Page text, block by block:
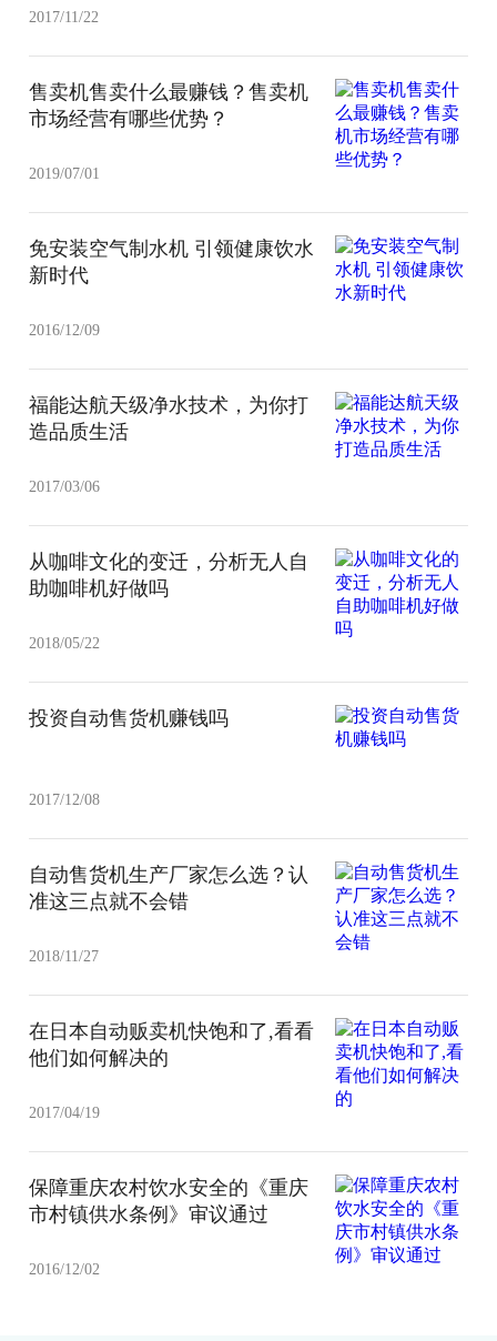
2017/11/22
售卖机售卖什么最赚钱？售卖机
市场经营有哪些优势？
2019/07/01
免安装空气制水机 引领健康饮水
新时代
2016/12/09
福能达航天级净水技术，为你打
造品质生活
2017/03/06
从咖啡文化的变迁，分析无人自
助咖啡机好做吗
2018/05/22
投资自动售货机赚钱吗
2017/12/08
自动售货机生产厂家怎么选？认
准这三点就不会错
2018/11/27
在日本自动贩卖机快饱和了,看看
他们如何解决的
2017/04/19
保障重庆农村饮水安全的《重庆
市村镇供水条例》审议通过
2016/12/02